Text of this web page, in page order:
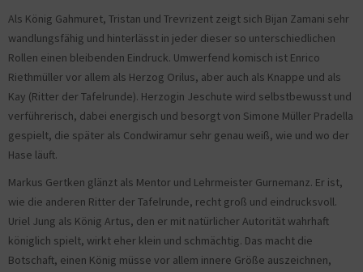
Als König Gahmuret, Tristan und Trevrizent zeigt sich Bijan Zamani sehr
wandlungsfähig und hinterlässt in jeder dieser so unterschiedlichen
Rollen einen bleibenden Eindruck. Umwerfend komisch ist Enrico
Riethmüller vor allem als Herzog Orilus, aber auch als Knappe und als
Kay (Ritter der Tafelrunde). Herzogin Jeschute wird selbstbewusst und
verführerisch, dabei energisch und besorgt von Simone Müller Pradella
gespielt, die später als Condwiramur sehr genau weiß, wie und wo der
Hase läuft.
Markus Gertken glänzt als Mentor und Lehrmeister Gurnemanz. Er ist,
wie die anderen Ritter der Tafelrunde, recht groß und eindrucksvoll.
Uriel Jung als König Artus, den er mit natürlicher Autorität wahrhaft
königlich spielt, wirkt eher klein und schmächtig. Das macht die
Botschaft, einen König müsse vor allem innere Größe auszeichnen,